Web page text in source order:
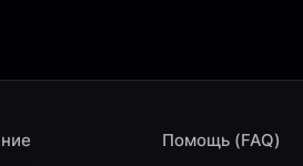
Помощь (FAQ)